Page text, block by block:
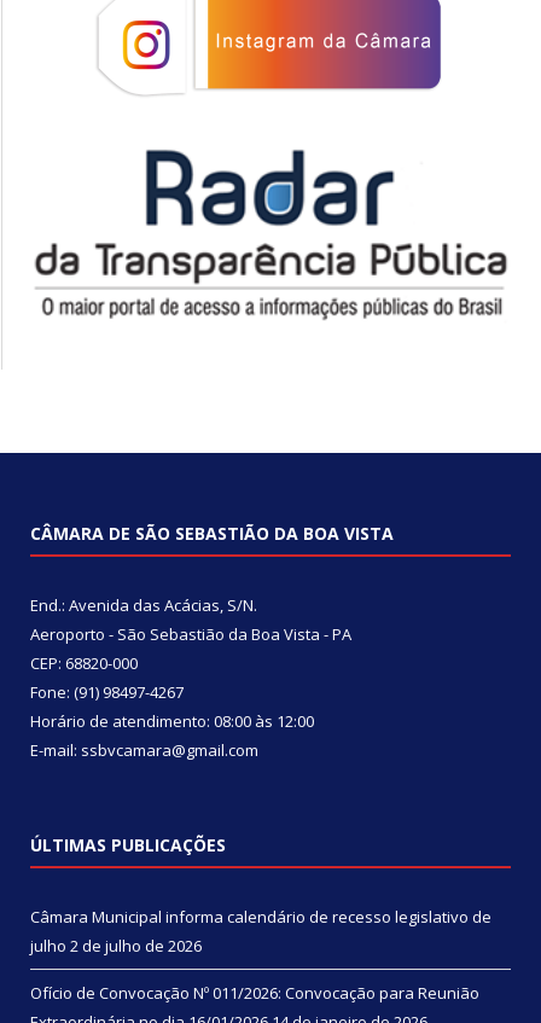
CÂMARA DE SÃO SEBASTIÃO DA BOA VISTA
End.: Avenida das Acácias, S/N.
Aeroporto - São Sebastião da Boa Vista - PA
CEP: 68820-000
Fone: (91) 98497-4267
Horário de atendimento: 08:00 às 12:00
E-mail: ssbvcamara@gmail.com
ÚLTIMAS PUBLICAÇÕES
Câmara Municipal informa calendário de recesso legislativo de
julho 2 de julho de 2026
Ofício de Convocação Nº 011/2026: Convocação para Reunião